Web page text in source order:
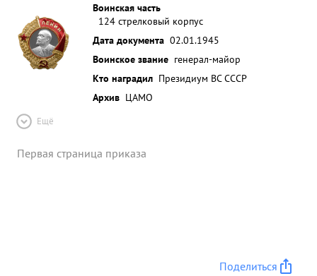
Воинская часть
124 стрелковый корпус
Дата документа 02.01.1945
Воинское звание генерал-майор
Кто наградил Президиум ВС СССР
Архив ЦАМО
Ещё
Первая страница приказа
Поделиться